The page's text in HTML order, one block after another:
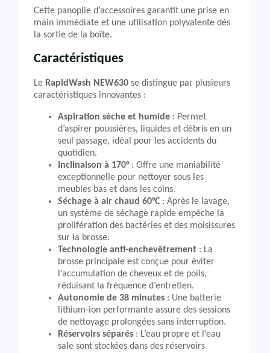
Cette panoplie d’accessoires garantit une prise en
main immédiate et une utilisation polyvalente dès
la sortie de la boîte.
Caractéristiques
Le RapidWash NEW630 se distingue par plusieurs
caractéristiques innovantes :
Aspiration sèche et humide : Permet
d’aspirer poussières, liquides et débris en un
seul passage, idéal pour les accidents du
quotidien.
Inclinaison à 170°: Offre une maniabilité
exceptionnelle pour nettoyer sous les
meubles bas et dans les coins.
Séchage à air chaud 60°C : Après le lavage,
un système de séchage rapide empêche la
prolifération des bactéries et des moisissures
sur la brosse.
Technologie anti-enchevêtrement : La
brosse principale est conçue pour éviter
l’accumulation de cheveux et de poils,
réduisant la fréquence d’entretien.
Autonomie de 38 minutes : Une batterie
lithium-ion performante assure des sessions
de nettoyage prolongées sans interruption.
Réservoirs séparés : L’eau propre et l’eau
sale sont stockées dans des réservoirs